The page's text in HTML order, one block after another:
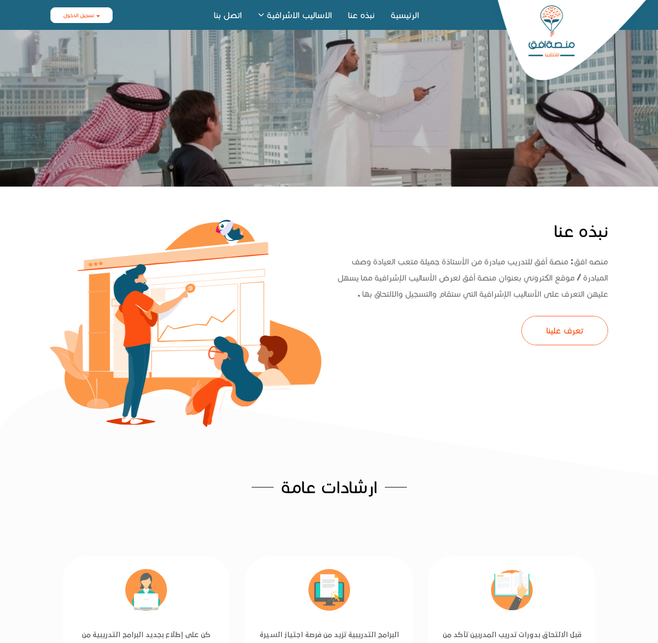
الرئيسية نبذه عنا الاساليب الاشرافية اتصل بنا تسجيل الدخول
نبذه عنا
منصه افق: منصة أفق للتدريب مبادرة من الأستاذة جميلة متعب العيادة وصف
المبادرة / موقع الكتروني بعنوان منصة أفق لعرض الأساليب الإشرافية مما يسهل
عليهن التعرف على الأساليب الإشرافية التي ستقام والتسجيل والالتحاق بها .
تعرف علينا
ارشادات عامة
قبل الالتحاق بدورات تدريب المدربين تأكد من البرامج التدريبية تزيد من فرصة اجتياز السيرة كن على إطلاع بجديد البرامج التدريبية من